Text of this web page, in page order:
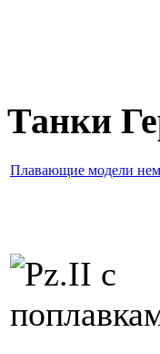
Танки
Плавающие модели